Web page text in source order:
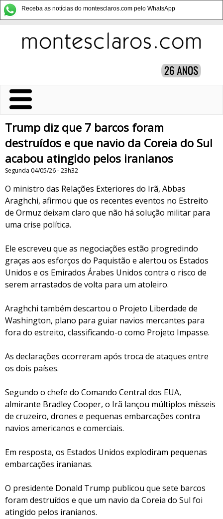
Receba as notícias do montesclaros.com pelo WhatsApp
Trump diz que 7 barcos foram
destruídos e que navio da Coreia do Sul
acabou atingido pelos iranianos
Segunda 04/05/26 - 23h32
O ministro das Relações Exteriores do Irã, Abbas
Araghchi, afirmou que os recentes eventos no Estreito
de Ormuz deixam claro que não há solução militar para
uma crise política.
Ele escreveu que as negociações estão progredindo
graças aos esforços do Paquistão e alertou os Estados
Unidos e os Emirados Árabes Unidos contra o risco de
serem arrastados de volta para um atoleiro.
Araghchi também descartou o Projeto Liberdade de
Washington, plano para guiar navios mercantes para
fora do estreito, classificando-o como Projeto Impasse.
As declarações ocorreram após troca de ataques entre
os dois países.
Segundo o chefe do Comando Central dos EUA,
almirante Bradley Cooper, o Irã lançou múltiplos mísseis
de cruzeiro, drones e pequenas embarcações contra
navios americanos e comerciais.
Em resposta, os Estados Unidos explodiram pequenas
embarcações iranianas.
O presidente Donald Trump publicou que sete barcos
foram destruídos e que um navio da Coreia do Sul foi
atingido pelos iranianos.